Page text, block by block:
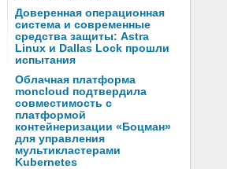
Доверенная операционная
система и современные
средства защиты: Astra
Linux и Dallas Lock прошли
испытания
Облачная платформа
moncloud подтвердила
совместимость с
платформой
контейнеризации «Боцман»
для управления
мультикластерами
Kubernetes